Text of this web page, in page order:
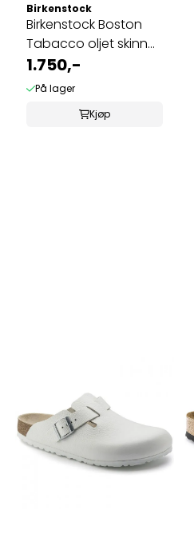
Birkenstock
Birkenstock Boston
Tabacco oljet skinn
normal
1.750,-
På lager
Kjøp